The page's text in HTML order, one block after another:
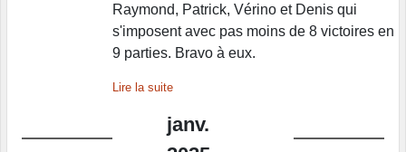
Raymond, Patrick, Vérino et Denis qui
s'imposent avec pas moins de 8 victoires en
9 parties. Bravo à eux.
Lire la suite
janv.